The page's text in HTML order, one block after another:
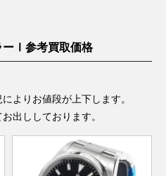
ーⅠ参考買取価格
よりお値段が上下します。
出ししております。